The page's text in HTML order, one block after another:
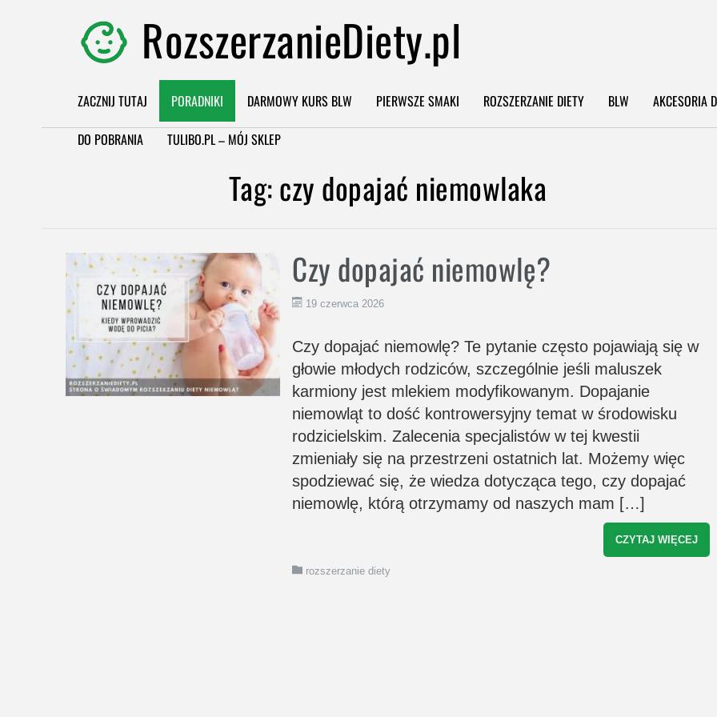
RozszerzanieDiety.pl
ZACZNIJ TUTAJ PORADNIKI DARMOWY KURS BLW PIERWSZE SMAKI ROZSZERZANIE DIETY BLW
AKCESORIA
DO POBRANIA
TULIBO.PL – MÓJ SKLEP
Tag:czy dopajać niemowlaka
Czy dopajać niemowlę?
19 czerwca 2026
Czy dopajać niemowlę? Te pytanie często pojawiają się w
głowie młodych rodziców, szczególnie jeśli maluszek
karmiony jest mlekiem modyfikowanym. Dopajanie
niemowląt to dość kontrowersyjny temat w środowisku
rodzicielskim. Zalecenia specjalistów w tej kwestii
zmieniały się na przestrzeni ostatnich lat. Możemy więc
spodziewać się, że wiedza dotycząca tego, czy dopajać
niemowlę, którą otrzymamy od naszych mam […]
CZYTAJ WIĘCEJ
rozszerzanie diety
Imię*
Email*
Po przesłaniu formularza otrzymasz
mail zwrotny z linkiem do pobrania
ebooka.
wyrażam zgodę na przesyłanie informacji
nowościach, promocjach, produktach i
usługach świadczonych przez
rozszerzaniediety.pl. Zgodę można w
chwili wycofać, a szczegóły związane z
przetwarzaniem Twoich danych
znajdziesz wpolityce prywatności